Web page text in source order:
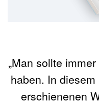
„Man sollte
haben. In
erschienenen